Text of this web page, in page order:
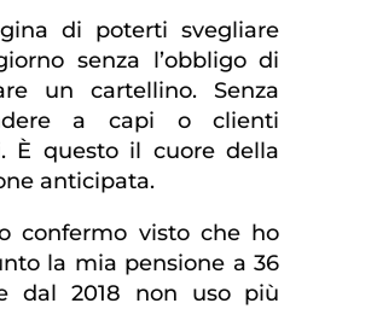
di poterti svegliare
senza l’obbligo di
un cartellino. Senza
a capi o clienti
È questo il cuore della
anticipata.
confermo visto che ho
la mia pensione a 36
dal 2018 non uso più